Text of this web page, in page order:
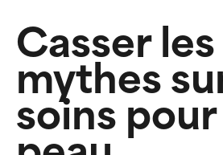
Casser les
mythes
soins